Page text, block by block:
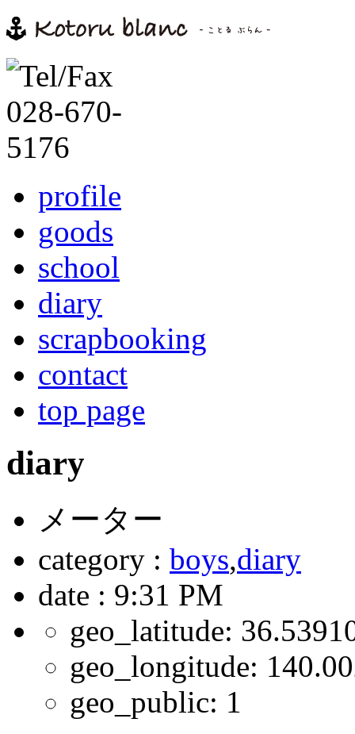
profile
goods
school
diary
scrapbooking
contact
top page
diary
メーター
category : boys,diary
date : 9:31 PM
geo_latitude:
geo_longitude:
geo_public: 1